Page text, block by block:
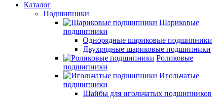
Каталог
Подшипники
Шариковые
подшипники
Однорядные шариковые подшипники
Двухрядные шариковые подшипники
Роликовые
подшипники
Игольчатые
подшипники
Шайбы для игольчатых подшипников